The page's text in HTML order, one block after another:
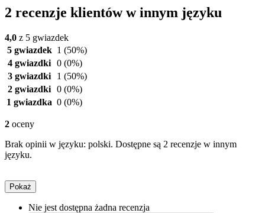
2 recenzje klientów w innym języku
4,0 z 5 gwiazdek
5 gwiazdek 1 (50%)
4 gwiazdki 0 (0%)
3 gwiazdki
1 (50%)
2 gwiazdki 0 (0%)
1 gwiazdka 0 (0%)
2 oceny
Brak opinii w języku: polski. Dostępne są 2 recenzje w innym
języku.
Pokaż
Nie jest dostępna żadna recenzja